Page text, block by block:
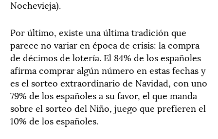
Nochevieja).
Por último, existe una última tradición que
parece no variar en época de crisis: la compra
de décimos de lotería. El 84% de los españoles
afirma comprar algún número en estas fechas y
es el sorteo extraordinario de Navidad, con uno
79% de los españoles a su favor, el que manda
sobre el sorteo del Niño, juego que prefieren el
10% de los españoles.